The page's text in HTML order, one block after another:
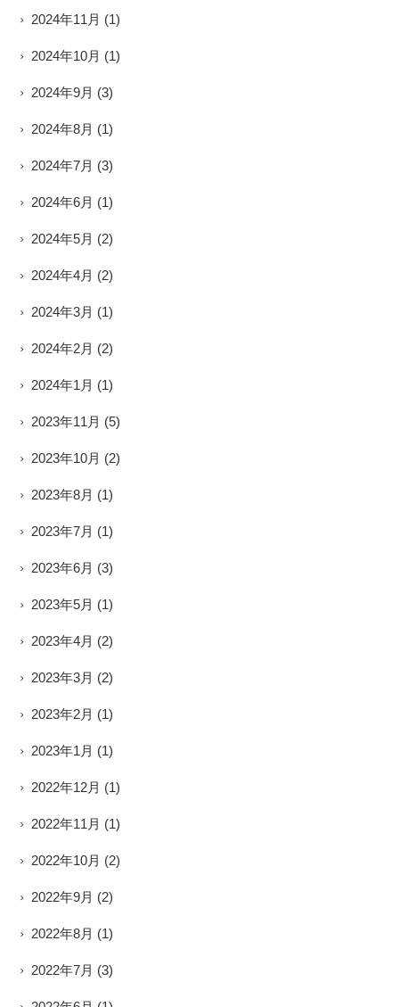
2024年11月 (1)
2024年10月 (1)
2024年9月 (3)
2024年8月 (1)
2024年7月 (3)
2024年6月 (1)
2024年5月 (2)
2024年4月 (2)
2024年3月 (1)
2024年2月 (2)
2024年1月 (1)
2023年11月 (5)
2023年10月 (2)
2023年8月 (1)
2023年7月 (1)
2023年6月 (3)
2023年5月 (1)
2023年4月 (2)
2023年3月 (2)
2023年2月 (1)
2023年1月 (1)
2022年12月 (1)
2022年11月 (1)
2022年10月 (2)
2022年9月 (2)
2022年8月 (1)
2022年7月 (3)